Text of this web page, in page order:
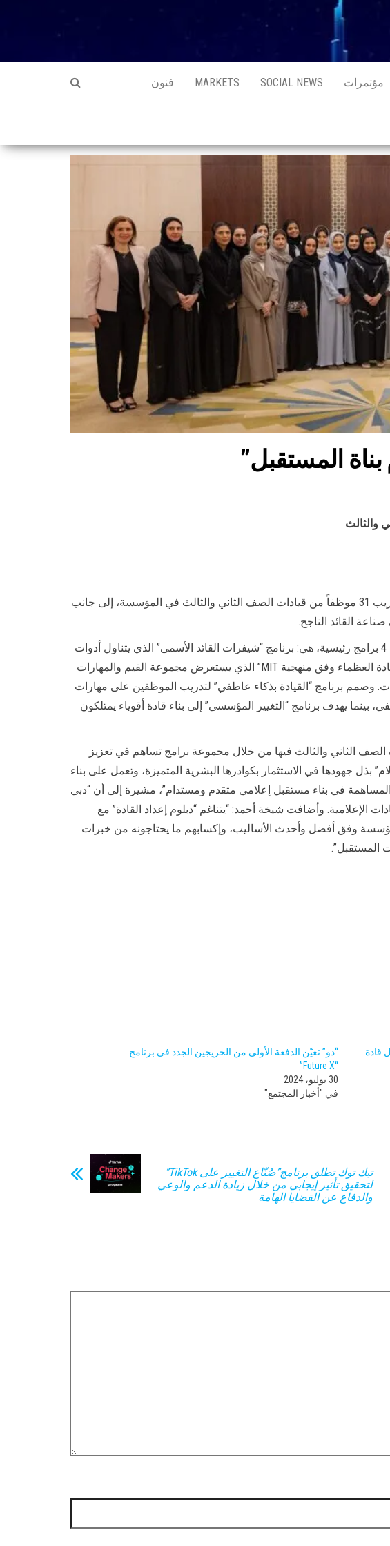
مؤتمرات SOCIAL NEWS
MARKETS فنون
بناة المستقبل”
أعلنت “دبي للإعلام” عن إطلاق دبلوم “إعداد القادة” الذي تقدمه بالتعاون مع شركة إيلاف للتدريب، بهدف تدريب 31 موظفاً من قيادات الصف الثاني والثالث في المؤسسة، إلى جانب
القائد الناجح.
ويتضمن الدبلوم الذي يحمل عنوان “رحلة القائد.. قادة اليوم بناة المستقبل” وتطرحه “دبي للإعلام” لأول مرة، 4 برامج رئيسية، هي: برنامج “شيفرات القائد الأسمى” الذي يتناول أدوات
القيادة واستراتيجياتها ومنهجياتها، وطرق اكتشاف القدرات والطاقات الكامنة لدى القادة، وكذلك برنامج “القادة العظماء وفق منهجية MIT” الذي يستعرض مجموعة القيم والمهارات
وصمم برنامج “القيادة بذكاء عاطفي” لتدريب الموظفين على مهارات
بينما يهدف برنامج “التغيير المؤسسي” إلى بناء قادة أقوياء يمتلكون
الصف الثاني والثالث فيها من خلال مجموعة برامج تساهم في تعزيز
بذل جهودها في الاستثمار بكوادرها البشرية المتميزة، وتعمل على بناء
في بناء مستقبل إعلامي متقدم ومستدام”، مشيرة إلى أن “دبي
الإعلامية. وأضافت شيخة أحمد: “يتناغم “دبلوم إعداد القادة” مع
وفق أفضل وأحدث الأساليب، وإكسابهم ما يحتاجونه من خبرات
المستقبل”.
قادة
“دو” تعيّن الدفعة الأولى من الخريجين الجدد في برنامج
“Future X”
30 يوليو، 2024
في "أخبار المجتمع"
تيك توك تطلق برنامج”صُنّاع التغيير على TikTok”
لتحقيق تأثير إيجابي من خلال زيادة الدعم والوعي
والدفاع عن القضايا الهامة